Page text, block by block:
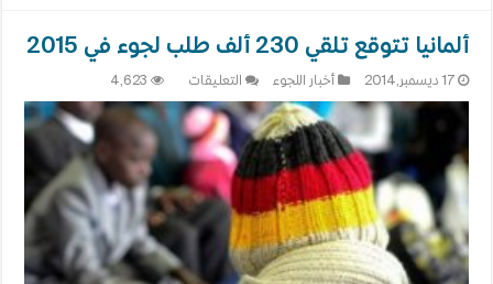
ألمانيا تتوقع تلقي 230 ألف طلب لجوء في 2015
17 ديسمبر,2014 أخبار اللجوء التعليقات
تتوقع
تلقي
230
ألف
طلب
لجوء
في
2015
مغلقة
4,623